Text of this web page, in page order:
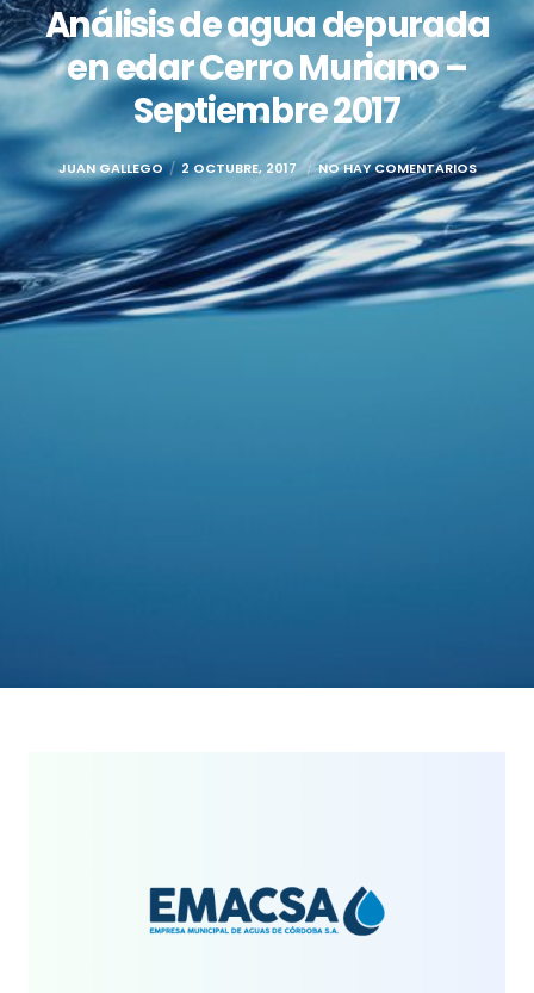
Análisis de agua depurada
en edar Cerro Muriano –
Septiembre 2017
JUAN GALLEGO 2 OCTUBRE, 2017 NO HAY COMENTARIOS